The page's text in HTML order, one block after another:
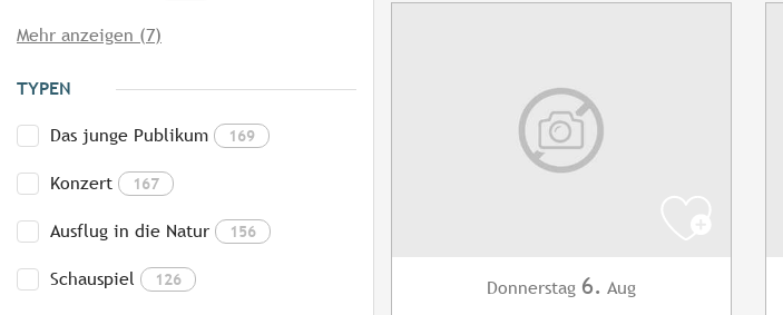
Mehr anzeigen (7)
TYPEN
Das junge Publikum 169
Konzert 167
Ausflug in die Natur 156
Schauspiel 126 Donnerstag 6. Aug